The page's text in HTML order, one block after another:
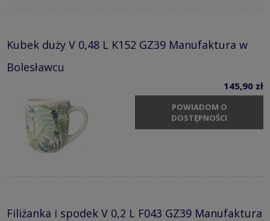
Kubek duży V 0,48 L K152 GZ39 Manufaktura w
Bolesławcu
145,90 zł
POWIADOM O
DOSTĘPNOŚCI
Filiżanka i spodek V 0,2 L F043 GZ39 Manufaktura